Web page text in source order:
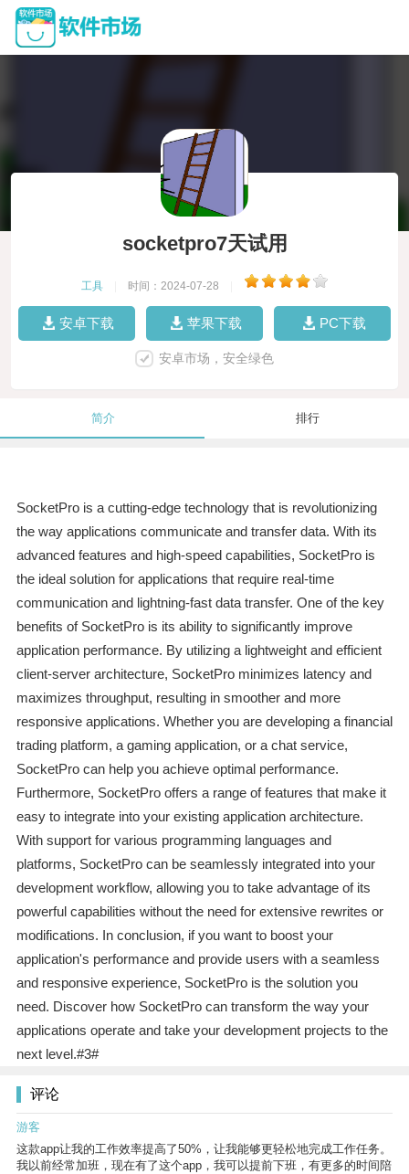
socketpro7天试用
工具 时间：2024-07-28
安卓下载 苹果下载 PC下载
安卓市场，安全绿色
简介 排行
SocketPro is a cutting-edge technology that is revolutionizing
the way applications communicate and transfer data. With its
advanced features and high-speed capabilities, SocketPro is
the ideal solution for applications that require real-time
communication and lightning-fast data transfer. One of the key
benefits of SocketPro is its ability to significantly improve
application performance. By utilizing a lightweight and efficient
client-server architecture, SocketPro minimizes latency and
maximizes throughput, resulting in smoother and more
responsive applications. Whether you are developing a financial
trading platform, a gaming application, or a chat service,
SocketPro can help you achieve optimal performance.
Furthermore, SocketPro offers a range of features that make it
easy to integrate into your existing application architecture.
With support for various programming languages and
platforms, SocketPro can be seamlessly integrated into your
development workflow, allowing you to take advantage of its
powerful capabilities without the need for extensive rewrites or
modifications. In conclusion, if you want to boost your
application's performance and provide users with a seamless
and responsive experience, SocketPro is the solution you
need. Discover how SocketPro can transform the way your
applications operate and take your development projects to the
next level.#3#
评论
游客
这款app让我的工作效率提高了50%，让我能够更轻松地完成工作任务。
我以前经常加班，现在有了这个app，我可以提前下班，有更多的时间陪